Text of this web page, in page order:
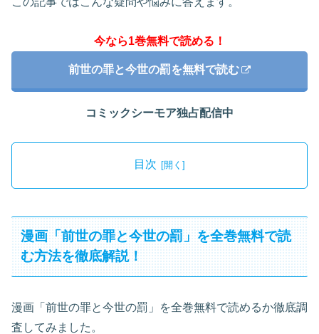
今なら1巻無料で読める！
前世の罪と今世の罰を無料で読む
コミックシーモア独占配信中
目次
漫画「前世の罪と今世の罰」を全巻無料で読
む方法を徹底解説！
漫画「前世の罪と今世の罰」を全巻無料で読めるか徹底調
査してみました。